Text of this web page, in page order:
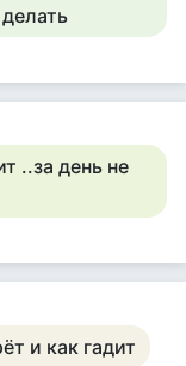
..за день не
и как гадит